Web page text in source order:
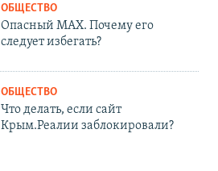
ОБЩЕСТВО
Опасный MAX. Почему его
следует избегать?
ОБЩЕСТВО
Что делать, если сайт
Крым.Реалии заблокировали?